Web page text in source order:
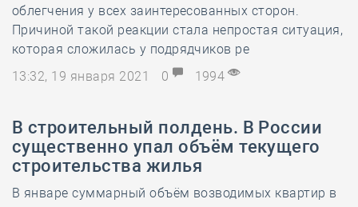
облегчения у всех заинтересованных сторон.
Причиной такой реакции стала непростая ситуация,
которая сложилась у подрядчиков ре
13:32, 19 января 2021
0 1994
В строительный полдень. В России
существенно упал объём текущего
строительства жилья
В январе суммарный объём возводимых квартир в